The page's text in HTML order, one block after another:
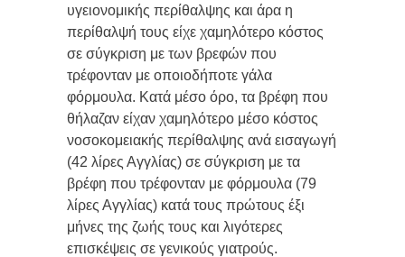
υγειονομικής περίθαλψης και άρα η
περίθαλψή τους είχε χαμηλότερο κόστος
σε σύγκριση με των βρεφών που
τρέφονταν με οποιοδήποτε γάλα
φόρμουλα. Κατά μέσο όρο, τα βρέφη που
θήλαζαν είχαν χαμηλότερο μέσο κόστος
νοσοκομειακής περίθαλψης ανά εισαγωγή
(42 λίρες Αγγλίας) σε σύγκριση με τα
βρέφη που τρέφονταν με φόρμουλα (79
λίρες Αγγλίας) κατά τους πρώτους έξι
μήνες της ζωής τους και λιγότερες
επισκέψεις σε γενικούς γιατρούς.